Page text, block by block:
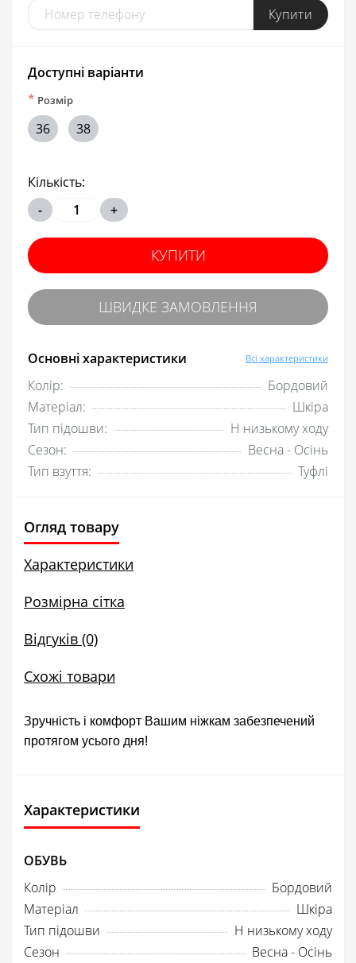
Купити
Основні характеристики Всі характеристики
Колір:
Бордовий
Матеріал:
Шкіра
Тип підошви:
Н низькому ходу
Сезон:
Весна - Осінь
Тип взуття:
Туфлі
Доступні варіанти
* Розмір
36 38
Кількість:
-
+
КУПИТИ
ШВИДКЕ ЗАМОВЛЕННЯ
Огляд товару
Характеристики
Розмірна сітка
Відгуків (0)
Схожі товари
Зручність і комфорт Вашим ніжкам забезпечений
протягом усього дня!
Характеристики
ОБУВЬ
Колір
Бордовий
Матеріал
Шкіра
Тип підошви
Н низькому ходу
Сезон
Весна - Осінь